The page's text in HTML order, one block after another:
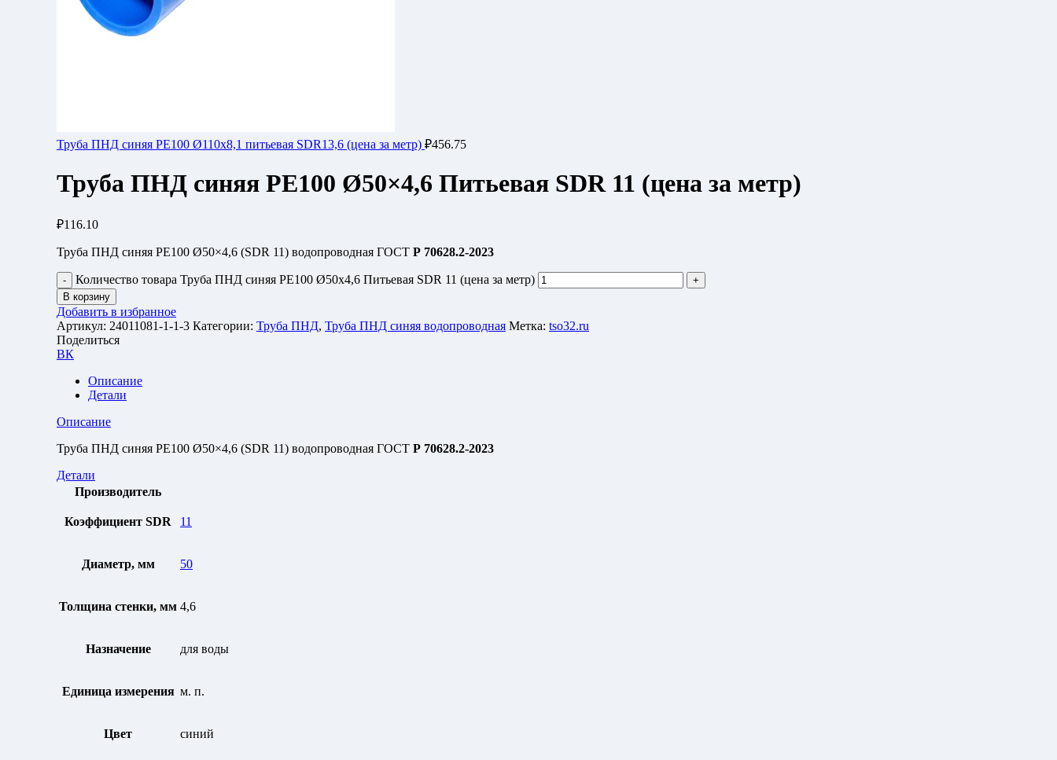
Труба ПНД синяя РЕ100 Ø110x8,1 питьевая SDR13,6 (цена за метр) ₽456.75
Труба ПНД синяя РЕ100 Ø50×4,6 Питьевая SDR 11 (цена за метр)
₽116.10
Труба ПНД синяя РЕ100 Ø50×4,6 (SDR 11) водопроводная ГОСТ Р 70628.2-2023
Количество товара Труба ПНД синяя РЕ100 Ø50x4,6 Питьевая SDR 11 (цена за метр)
В корзину
Добавить в избранное
Артикул: 24011081-1-1-3 Категории: Труба ПНД, Труба ПНД синяя водопроводная Метка: tso32.ru
Поделиться
ВК
Описание
Детали
Описание
Труба ПНД синяя РЕ100 Ø50×4,6 (SDR 11) водопроводная ГОСТ Р 70628.2-2023
Детали
Производитель
Коэффициент SDR 11
Диаметр, мм 50
Толщина стенки, мм 4,6
Назначение для воды
Единица измерения м. п.
Цвет синий